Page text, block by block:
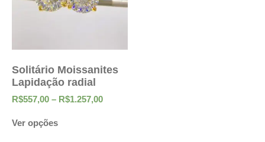
Solitário Moissanites
Lapidação radial
R$557,00 – R$1.257,00
Ver opções